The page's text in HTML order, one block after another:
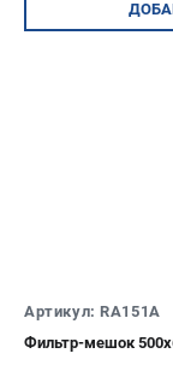
Артикул: RA151A
Фильтр-мешок